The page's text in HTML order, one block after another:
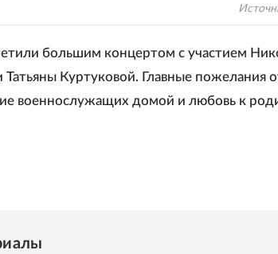
большим концертом с участием
Татьяны Куртуковой. Главные пожелания
военнослужащих домой и любовь к